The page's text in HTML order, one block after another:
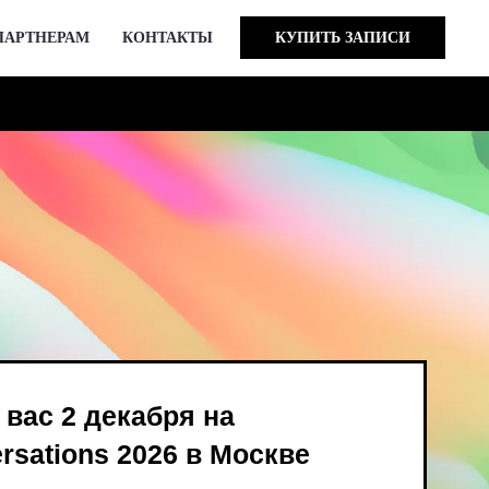
КОНТАКТЫ КУПИТЬ ЗАПИСИ
Bird и опен-колл
августе
на
в Москве